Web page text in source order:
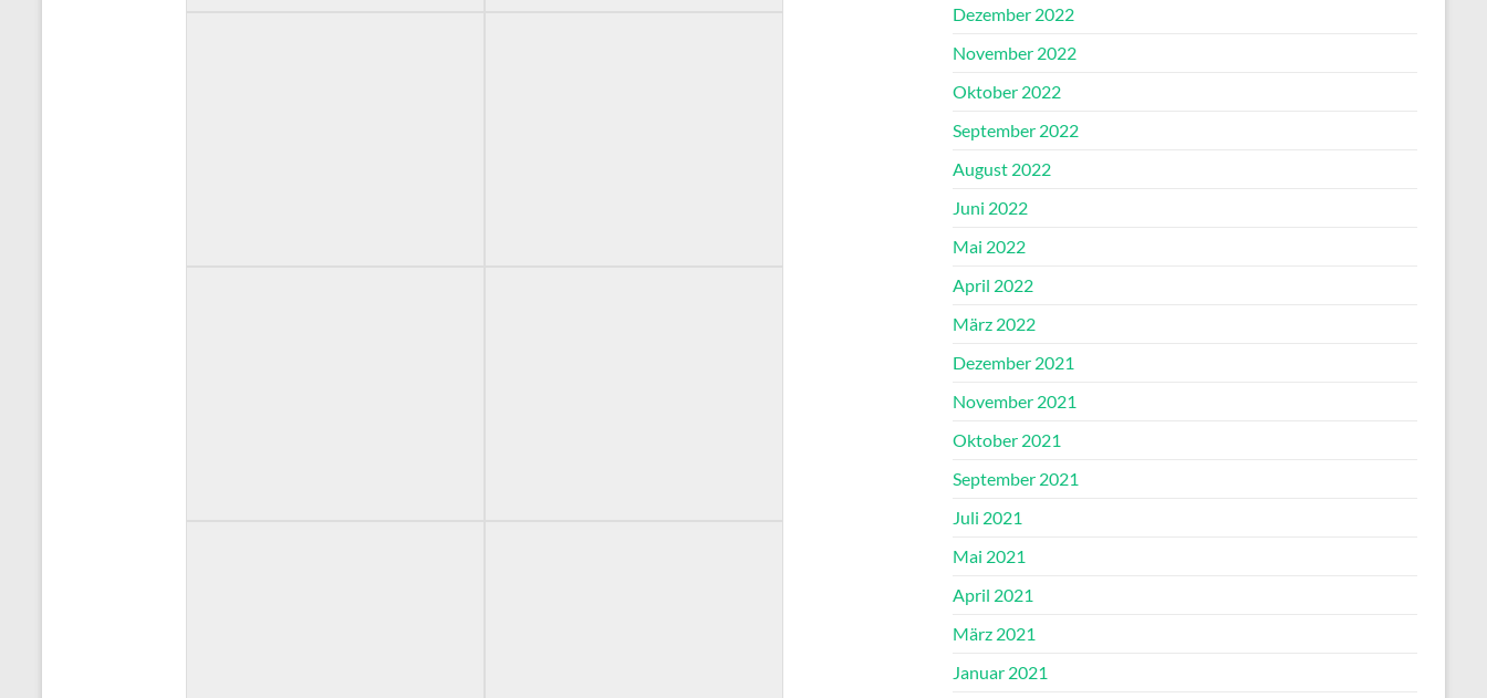
Dezember 2022
November 2022
Oktober 2022
September 2022
August 2022
Juni 2022
Mai 2022
April 2022
März 2022
Dezember 2021
November 2021
Oktober 2021
September 2021
Juli 2021
Mai 2021
April 2021
März 2021
Januar 2021